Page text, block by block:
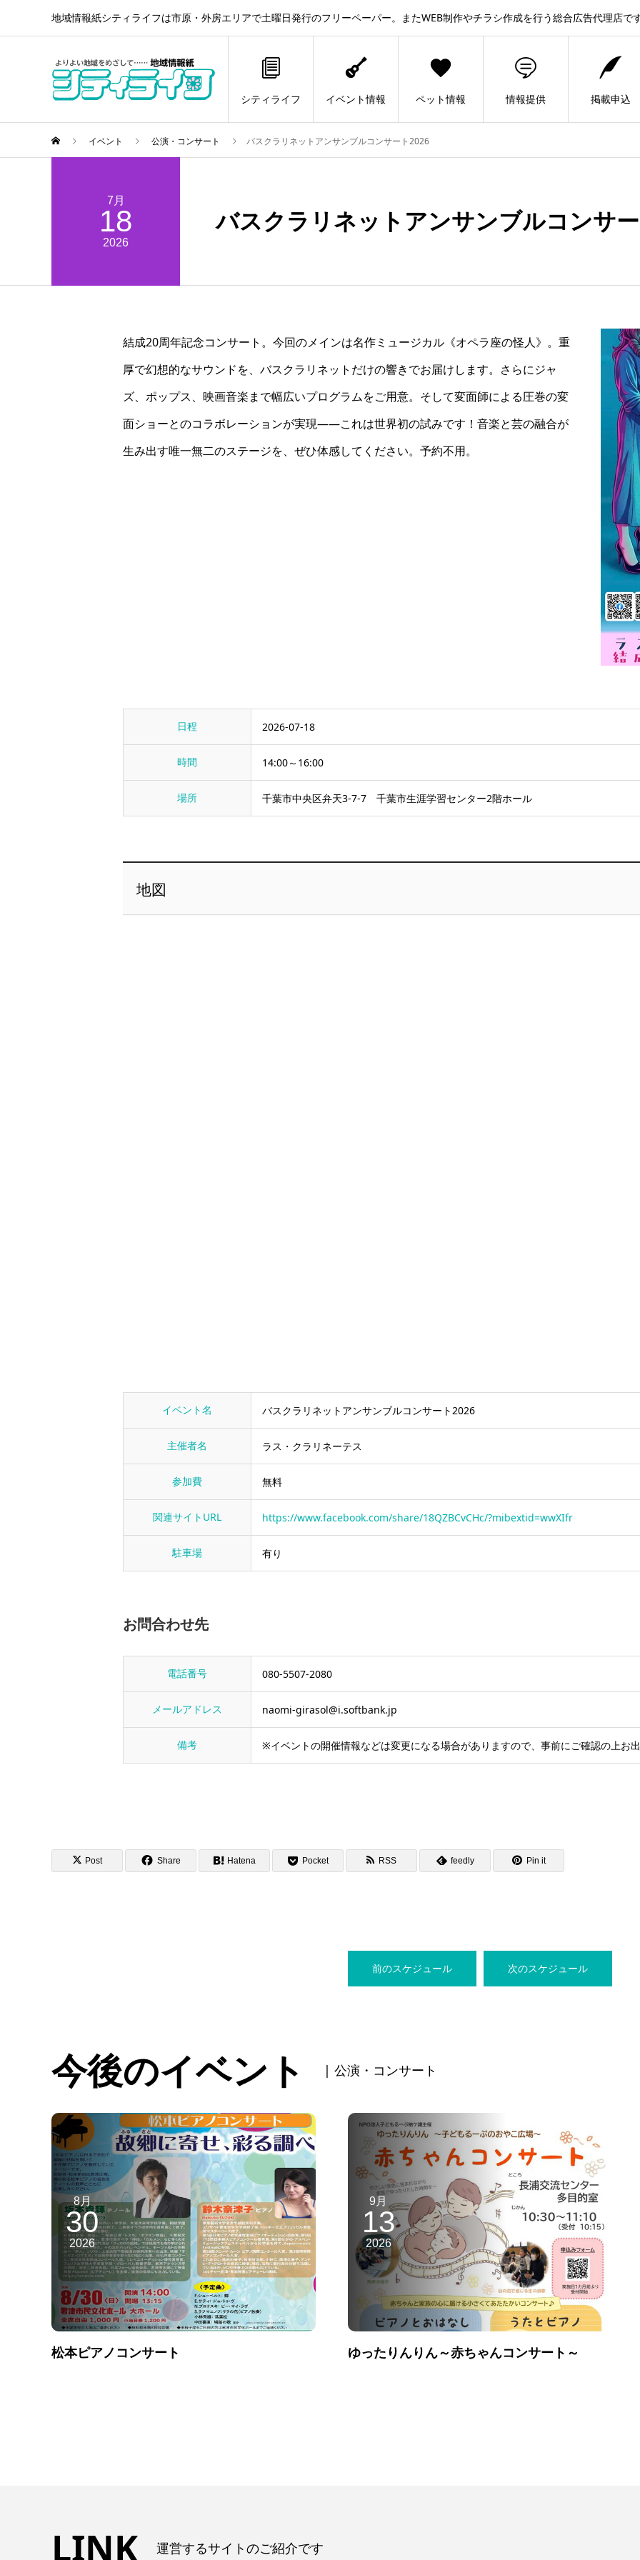
地域情報紙シティライフは市原・外房エリアで土曜日発行のフリーペーパー。またWEB制作やチラシ作成を行う総合広告代理店です
シティライフ イベント情報 ペット情報 情報提供 掲載申込
イベント 公演・コンサート バスクラリネットアンサンブルコンサート2026
7月
18
2026
バスクラリネットアンサンブルコンサ
結成20周年記念コンサート。今回のメインは名作ミュージカル《オペラ座の怪人》。重
厚で幻想的なサウンドを、バスクラリネットだけの響きでお届けします。さらにジャ
ズ、ポップス、映画音楽まで幅広いプログラムをご用意。そして変面師による圧巻の変
面ショーとのコラボレーションが実現――これは世界初の試みです！音楽と芸の融合が
生み出す唯一無二のステージを、ぜひ体感してください。予約不用。
日程 2026-07-18
時間 14:00～16:00
場所 千葉市中央区弁天3-7-7 千葉市生涯学習センター2階ホール
地図
イベント名 バスクラリネットアンサンブルコンサート2026
主催者名 ラス・クラリネーテス
参加費 無料
関連サイトURL https://www.facebook.com/share/18QZBCvCHc/?mibextid=wwXIfr
駐車場 有り
お問合わせ先
電話番号 080-5507-2080
メールアドレス naomi-girasol@i.softbank.jp
備考 ※イベントの開催情報などは変更になる場合がありますので、事前にご確認の上お出
Post Share Hatena Pocket RSS feedly Pin it
前のスケジュール 次のスケジュール
今後のイベント | 公演・コンサート
8月
30
2026
松本ピアノコンサート
9月
13
2026
ゆったりんりん～赤ちゃんコンサート～
LINK 運営するサイトのご紹介です